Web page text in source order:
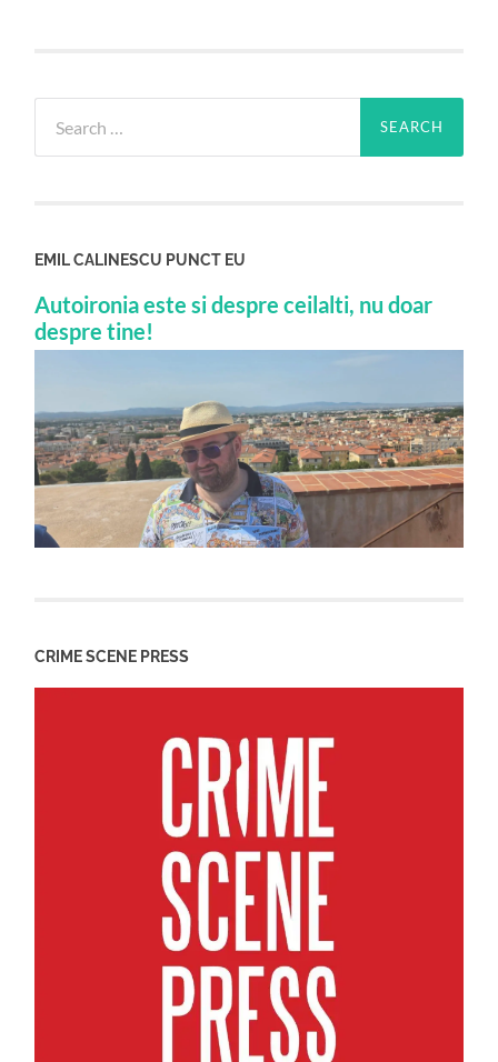
for:
EMIL CALINESCU PUNCT EU
Autoironia este si despre ceilalti, nu doar
despre tine!
CRIME SCENE PRESS